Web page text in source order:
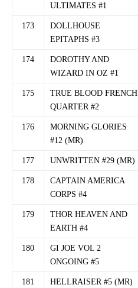
ULTIMATES #1
173
DOLLHOUSE
EPITAPHS #3
174
DOROTHY AND
WIZARD IN OZ #1
175
TRUE BLOOD FRENCH
QUARTER #2
176
MORNING GLORIES
#12 (MR)
177 UNWRITTEN #29 (MR)
178
CAPTAIN AMERICA
CORPS #4
179
THOR HEAVEN AND
EARTH #4
180
GI JOE VOL 2
ONGOING #5
181 HELLRAISER #5 (MR)